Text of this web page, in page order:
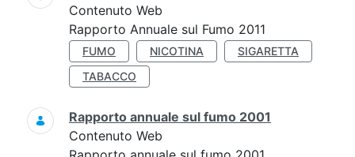
Contenuto Web
Rapporto Annuale sul Fumo 2011
FUMO NICOTINA
SIGARETTA
TABACCO
Rapporto annuale sul fumo 2001
Contenuto Web